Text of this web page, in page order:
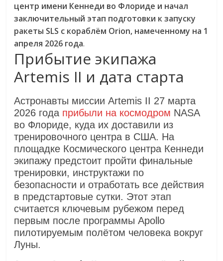
центр имени Кеннеди во Флориде и начал
заключительный этап подготовки к запуску
ракеты SLS с кораблём Orion, намеченному на 1
апреля 2026 года.
Прибытие экипажа
Artemis II и дата старта
Астронавты миссии Artemis II 27 марта
2026 года прибыли на космодром NASA
во Флориде, куда их доставили из
тренировочного центра в США. На
площадке Космического центра Кеннеди
экипажу предстоит пройти финальные
тренировки, инструктажи по
безопасности и отработать все действия
в предстартовые сутки. Этот этап
считается ключевым рубежом перед
первым после программы Apollo
пилотируемым полётом человека вокруг
Луны.